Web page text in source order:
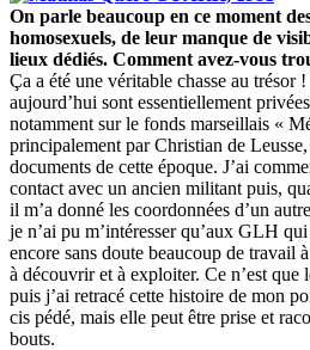
On parle beaucoup en ce moment
homosexuels, de leur manque de
lieux dédiés. Comment avez-vous
Ça a été une véritable chasse au trésor
aujourd’hui sont essentiellement
notamment sur le fonds marseillais «
principalement par Christian de
documents de cette époque. J’ai
contact avec un ancien militant puis,
il m’a donné les coordonnées d’un
je n’ai pu m’intéresser qu’aux GLH
encore sans doute beaucoup de travail
à découvrir et à exploiter. Ce n’est que
puis j’ai retracé cette histoire de mon
cis pédé, mais elle peut être prise et
bouts.